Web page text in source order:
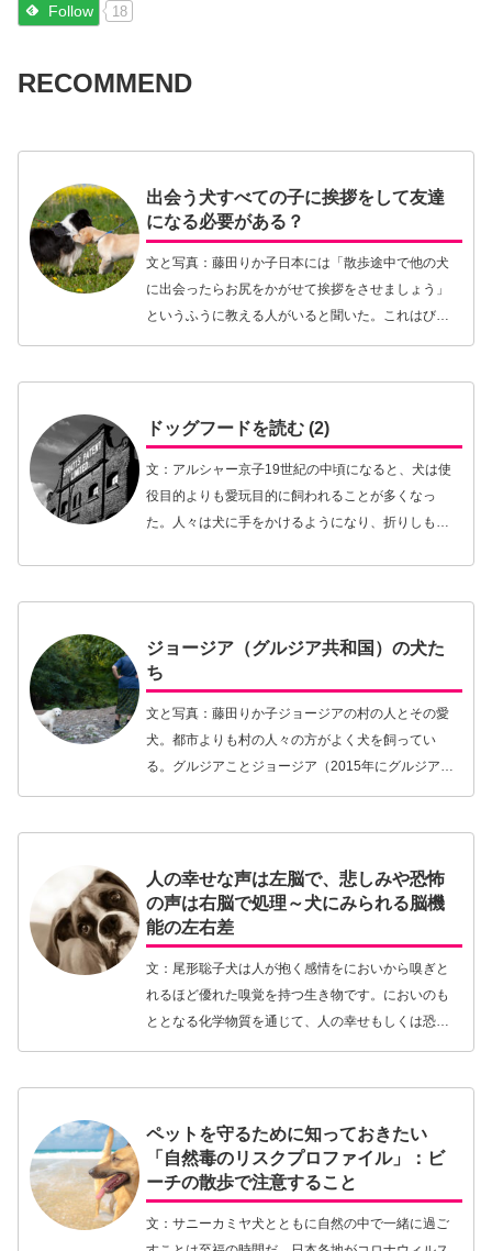
Follow 18
RECOMMEND
出会う犬すべての子に挨拶をして友達
になる必要がある？
文と写真：藤田りか子日本には「散歩途中で他の犬
に出会ったらお尻をかがせて挨拶をさせましょう」
というふうに教える人がいると聞いた。これはびっ
くり。なぜなら筆者の住むスウェーデンのケネルク
ドッグフードを読む (2)
文：アルシャー京子19世紀の中頃になると、犬は使
役目的よりも愛玩目的に飼われることが多くなっ
た。人々は犬に手をかけるようになり、折りしもこ
内容に少し…【続きを読む】
ジョージア（グルジア共和国）の犬た
ち
文と写真：藤田りか子ジョージアの村の人とその愛
犬。都市よりも村の人々の方がよく犬を飼ってい
る。グルジアことジョージア（2015年にグルジアは
人の幸せな声は左脳で、悲しみや恐怖
の声は右脳で処理～犬にみられる脳機
能の左右差
文：尾形聡子犬は人が抱く感情をにおいから嗅ぎと
れるほど優れた嗅覚を持つ生き物です。においのも
ととなる化学物質を通じて、人の幸せもしくは恐怖
ペットを守るために知っておきたい
「自然毒のリスクプロファイル」：ビ
ーチの散歩で注意すること
文：サニーカミヤ犬とともに自然の中で一緒に過ご